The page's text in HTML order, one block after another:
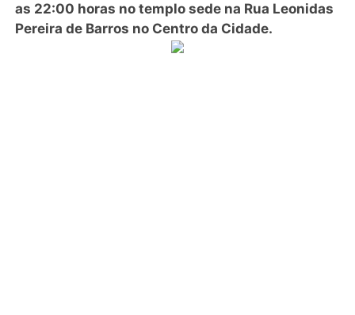
as 22:00 horas no templo sede na Rua Leonidas
Pereira de Barros no Centro da Cidade.